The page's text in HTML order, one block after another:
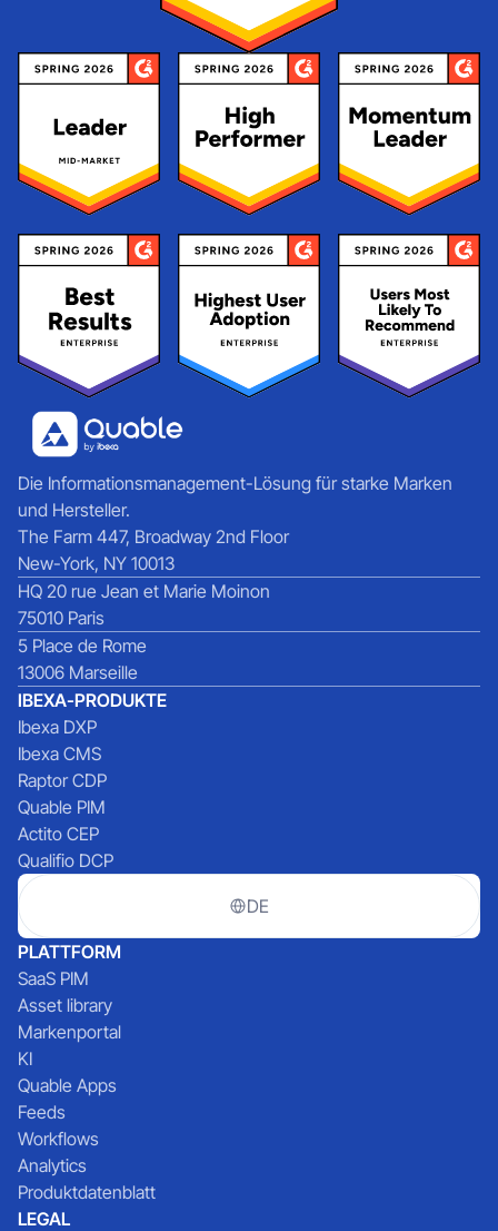
Die Informationsmanagement-Lösung für starke Marken
und Hersteller.
The Farm 447, Broadway 2nd Floor
New-York, NY 10013
HQ 20 rue Jean et Marie Moinon
75010 Paris
5 Place de Rome
13006 Marseille
IBEXA-PRODUKTE
Ibexa DXP
Ibexa CMS
Raptor CDP
Quable PIM
Actito CEP
Qualifio DCP
DE
PLATTFORM
SaaS PIM
Asset library
Markenportal
KI
Quable Apps
Feeds
Workflows
Analytics
Produktdatenblatt
LEGAL